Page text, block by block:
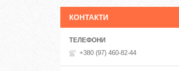
КОНТАКТИ
+380 (97) 460-82-44